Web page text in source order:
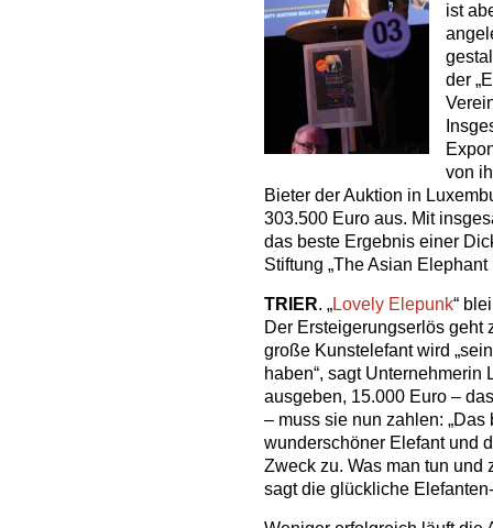
ist
der
von
Bieter der Auktion in
303.500 Euro aus. Mit
das beste Ergebnis einer
Stiftung „The Asian Elephant
TRIER. „Lovely Elepunk“
Der Ersteigerungserlös geht
große Kunstelefant wird
haben“, sagt
ausgeben, 15.000 Euro –
– muss sie nun zahlen:
wunderschöner Elefant und
Zweck zu. Was man tun und
sagt die glückliche